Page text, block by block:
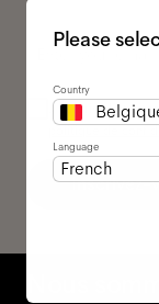
Adresse
J'autorise le
politique de
Inscrivez-
Nous
Please
Country
Language
French